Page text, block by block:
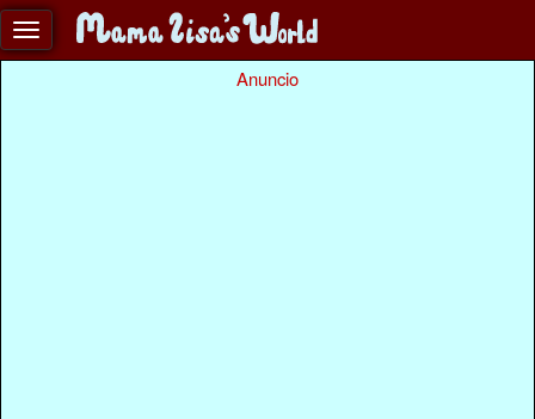
Anuncio